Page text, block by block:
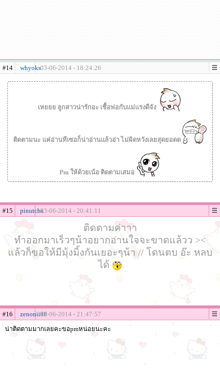
#14 whyoks03-06-2014 - 18:24:26
เหยยย ลูกสาวน่ารักอะ เชื้อพ่อกับแม่แรงดีจัง
ติดตามนะ แค่อ่านทีเซอก็น่าอ่านแล้วอ่า ไม่ผิดหวังเลยสุดยอดด
Pm ให้ด้วยเน้อ ติดตามเสมอ
#15 pinutcha03-06-2014 - 20:41:11
ติดตามค่าาา
ทำออกมาเร็วๆน้าอยากอ่านใจจะขาดแล้วว ><
แล้วก็ขอให้มีมุ้งมิ้งกันเยอะๆน้า // โดนตบ อ๊ะ หลบ
ได้
#16 zenonii8803-06-2014 - 21:47:57
น่าติดตามมากเลยคะขอpmหน่อยนะคะ